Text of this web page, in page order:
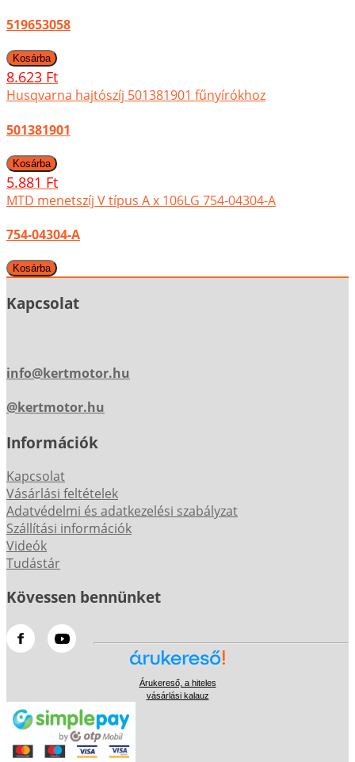
519653058
8.623 Ft
Husqvarna hajtószíj 501381901 fűnyírókhoz
501381901
5.881 Ft
MTD menetszíj V típus A x 106LG 754-04304-A
754-04304-A
Kapcsolat
info@kertmotor.hu
@kertmotor.hu
Információk
Kapcsolat
Vásárlási feltételek
Adatvédelmi és adatkezelési szabályzat
Szállítási információk
Videók
Tudástár
Kövessen bennünket
Árukereső, a hiteles
vásárlási kalauz